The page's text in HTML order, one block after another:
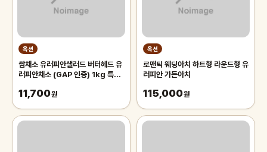
옥션
쌈채소 유러피안샐러드 버터헤드 유
러피안채소 (GAP 인증) 1kg 특가
11,700원
옥션
로맨틱 웨딩아치 하트형 라운드형 유
러피안 가든아치
115,000원